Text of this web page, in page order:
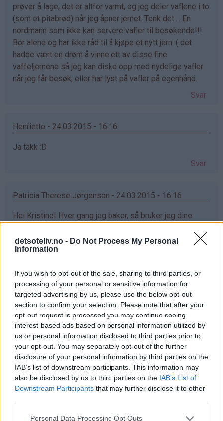
detsoteliv.no - Do Not Process My Personal
Information
If you wish to opt-out of the sale, sharing to third parties, or
processing of your personal or sensitive information for
targeted advertising by us, please use the below opt-out
section to confirm your selection. Please note that after your
opt-out request is processed you may continue seeing
interest-based ads based on personal information utilized by
us or personal information disclosed to third parties prior to
your opt-out. You may separately opt-out of the further
disclosure of your personal information by third parties on the
IAB’s list of downstream participants. This information may
also be disclosed by us to third parties on the IAB’s List of
Downstream Participants that may further disclose it to other
Personal Data Processing Opt Outs
prøver å lage, det er altfor varmt, og jeg deler vaflene i to
(som et pitabrød) når jeg åpner jernet. Tenk det.... En
nordmann som ikke kan servere vafler til besøkende!!!
Bor alene og har ikke råd til å kjøpe et nytt jern :( det
hadde vært en drøm å vinne ett av disse fine
vaffeljernene så jeg kan diske opp med nydelige vafler
når jeg får besøk, eller har lyst på vafler på egenhånd.
Svar
Henriette - 24.03.2015 - 16:16
Ja takk :D
Svar
Patricia Therese Jørgensen - 24.03.2015 - 16:16
Hei Kristine! Hver gang jeg baker, så bruker jeg dine
med vaniljeis har allerede blitt min favoritt❤️ Ønsker
meg ett vaffeljern da jeg eeeelsker vaffler :D
Maren - 24.03.2015 - 16:18
elsker vafler!!
Svar
Mariann Jørgensen - 24.03.2015 - 16:18
Hva er bedre enn en vaffel sammen med rømme og
syltetøy hadde jeg vært heldig så hadde det vært gøy
Svar